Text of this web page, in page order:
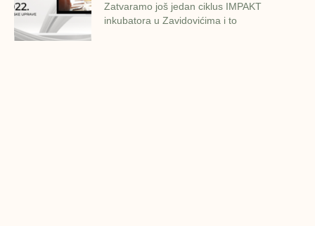
Zatvaramo još jedan ciklus IMPAKT
inkubatora u Zavidovićima i to